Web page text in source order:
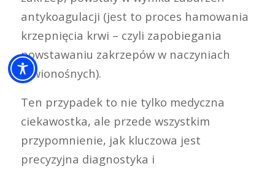
antykoagulacji (jest to proces hamowania
krzepnięcia krwi – czyli zapobiegania
powstawaniu zakrzepów w naczyniach
krwionośnych).
Ten przypadek to nie tylko medyczna
ciekawostka, ale przede wszystkim
przypomnienie, jak kluczowa jest
precyzyjna diagnostyka i